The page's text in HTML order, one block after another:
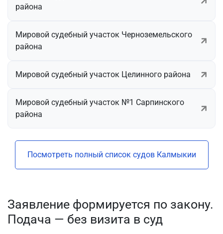
района
Мировой судебный участок Черноземельского
района
Мировой судебный участок Целинного района
Мировой судебный участок №1 Сарпинского
района
Посмотреть полный список судов Калмыкии
Заявление формируется по закону.
Подача — без визита в суд